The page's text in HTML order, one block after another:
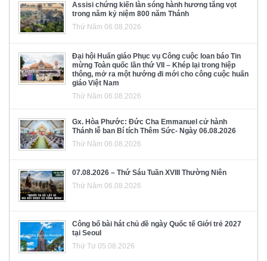
Assisi chứng kiến làn sóng hành hương tăng vọt
trong năm kỷ niệm 800 năm Thánh
Thứ Năm 06.08.2026
Đại hội Huấn giáo Phục vụ Công cuộc loan báo Tin
mừng Toàn quốc lần thứ VII – Khép lại trong hiệp
thông, mở ra một hướng đi mới cho công cuộc huấn
giáo Việt Nam
Thứ Năm 06.08.2026
Gx. Hòa Phước: Đức Cha Emmanuel cử hành
Thánh lễ ban Bí tích Thêm Sức- Ngày 06.08.2026
Thứ Năm 06.08.2026
07.08.2026 – Thứ Sáu Tuần XVIII Thường Niên
Thứ Năm 06.08.2026
Công bố bài hát chủ đề ngày Quốc tế Giới trẻ 2027
tại Seoul
Thứ Tư 05.08.2026